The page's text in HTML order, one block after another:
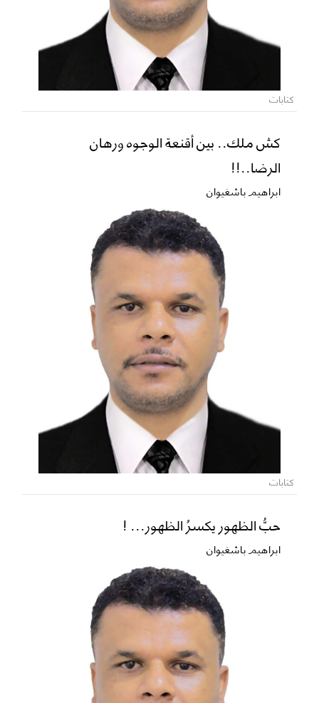
كتابات
كش ملك.. بين أقنعة الوجوه ورهان
الرضا..!!
ابراهيم باشغيوان
كتابات
حبُّ الظهور يكسرُ الظهور... !
ابراهيم باشغيوان